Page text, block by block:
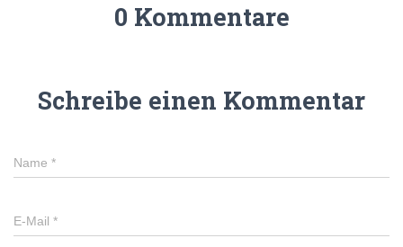
0 Kommentare
Schreibe einen Kommentar
Name *
E-Mail *